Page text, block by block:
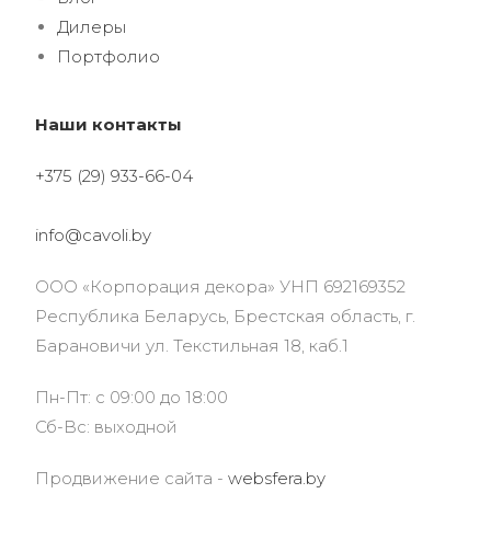
Дилеры
Портфолио
Наши контакты
+375 (29) 933-66-04
info@cavoli.by
ООО «Корпорация декора» УНП 692169352
Республика Беларусь, Брестская область, г.
Барановичи ул. Текстильная 18, каб.1
Пн-Пт: с 09:00 до 18:00
Сб-Вс: выходной
Продвижение сайта -websfera.by